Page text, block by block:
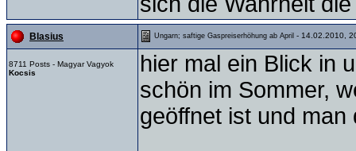
Blasius Ungarn; saftige Gaspreiserhöhung ab April - 14.02.2010,
8711 Posts - Magyar Vagyok
Kocsis
hier mal ein Blick in
schön im Sommer,
geöffnet ist und